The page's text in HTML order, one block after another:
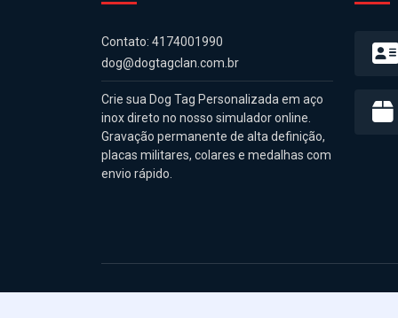
Contato: 4174001990
dog@dogtagclan.com.br
Crie sua Dog Tag Personalizada em aço
inox direto no nosso simulador online.
Gravação permanente de alta definição,
placas militares, colares e medalhas com
envio rápido.